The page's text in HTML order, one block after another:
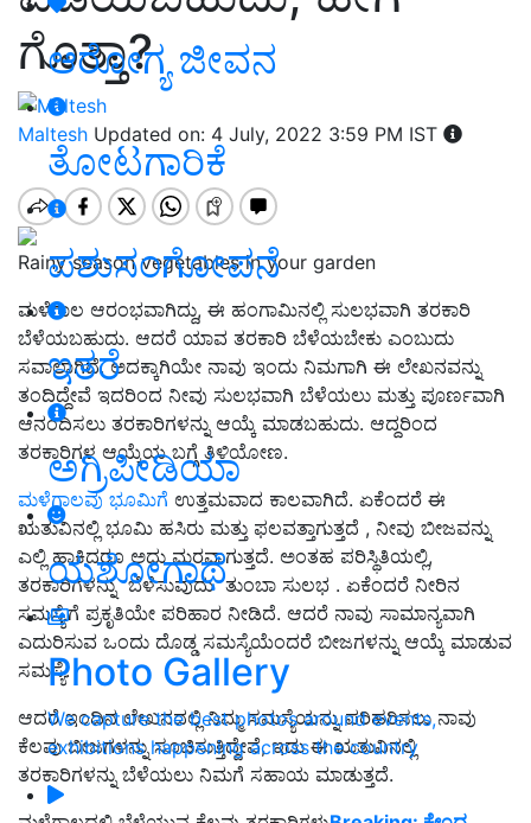
ಆರೋಗ್ಯ ಜೀವನ
ತೋಟಗಾರಿಕೆ
ಪಶುಸಂಗೋಪನೆ
ಇತರೆ
ಅಗ್ರಿಪೀಡಿಯಾ
ಯಶೋಗಾಥೆ
Photo Gallery
We capture the best photos around events,
exhibitions happening across the country
ಗೊತ್ತಾ?
Maltesh Updated on: 4 July, 2022 3:59 PM IST
Rainy season vegetables in your garden
ಮಳೆಗಾಲ ಆರಂಭವಾಗಿದ್ದು, ಈ ಹಂಗಾಮಿನಲ್ಲಿ ಸುಲಭವಾಗಿ ತರಕಾರಿ
ಬೆಳೆಯಬಹುದು. ಆದರೆ ಯಾವ ತರಕಾರಿ ಬೆಳೆಯಬೇಕು ಎಂಬುದು
ಸವಾಲಾಗಿದೆ. ಅದಕ್ಕಾಗಿಯೇ ನಾವು ಇಂದು ನಿಮಗಾಗಿ ಈ ಲೇಖನವನ್ನು
ತಂದಿದ್ದೇವೆ ಇದರಿಂದ ನೀವು ಸುಲಭವಾಗಿ ಬೆಳೆಯಲು ಮತ್ತು ಪೂರ್ಣವಾಗಿ
ಆನಂದಿಸಲು ತರಕಾರಿಗಳನ್ನು ಆಯ್ಕೆ ಮಾಡಬಹುದು. ಆದ್ದರಿಂದ
ತರಕಾರಿಗಳ ಆಯ್ಕೆಯ ಬಗ್ಗೆ ತಿಳಿಯೋಣ.
ಮಳೆಗಾಲವು ಭೂಮಿಗೆ ಉತ್ತಮವಾದ ಕಾಲವಾಗಿದೆ. ಏಕೆಂದರೆ ಈ
ಋತುವಿನಲ್ಲಿ ಭೂಮಿ ಹಸಿರು ಮತ್ತು ಫಲವತ್ತಾಗುತ್ತದೆ , ನೀವು ಬೀಜವನ್ನು
ಎಲ್ಲಿ ಹಾಕಿದರೂ ಅದು ಮರವಾಗುತ್ತದೆ. ಅಂತಹ ಪರಿಸ್ಥಿತಿಯಲ್ಲಿ,
ತರಕಾರಿಗಳನ್ನು ಬೆಳೆಸುವುದು ತುಂಬಾ ಸುಲಭ . ಏಕೆಂದರೆ ನೀರಿನ
ಸಮಸ್ಯೆಗೆ ಪ್ರಕೃತಿಯೇ ಪರಿಹಾರ ನೀಡಿದೆ. ಆದರೆ ನಾವು ಸಾಮಾನ್ಯವಾಗಿ
ಎದುರಿಸುವ ಒಂದು ದೊಡ್ಡ ಸಮಸ್ಯೆಯೆಂದರೆ ಬೀಜಗಳನ್ನು ಆಯ್ಕೆ ಮಾಡುವ
ಸಮಸ್ಯೆ.
ಆದರೆ ಇಂದಿನ ಲೇಖನದಲ್ಲಿ ನಿಮ್ಮ ಸಮಸ್ಯೆಯನ್ನು ಪರಿಹರಿಸಲು ನಾವು
ಕೆಲವು ಬೀಜಗಳನ್ನು ಸೂಚಿಸುತ್ತಿದ್ದೇವೆ, ಇದು ಈ ಋತುವಿನಲ್ಲಿ
ತರಕಾರಿಗಳನ್ನು ಬೆಳೆಯಲು ನಿಮಗೆ ಸಹಾಯ ಮಾಡುತ್ತದೆ.